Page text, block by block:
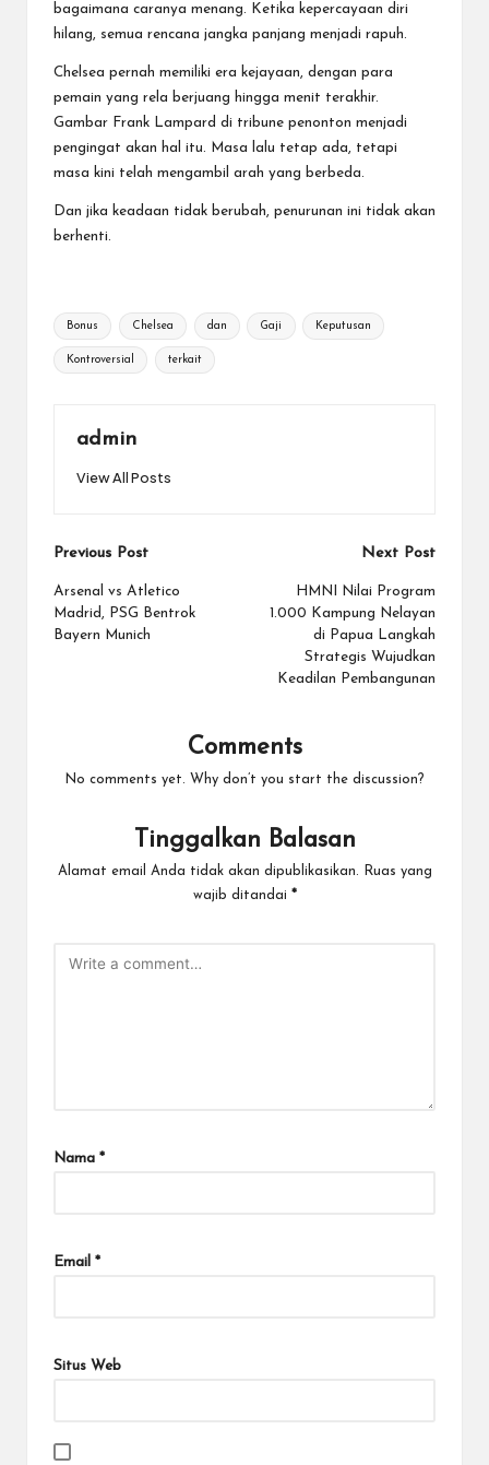
bagaimana caranya menang. Ketika kepercayaan diri
hilang, semua rencana jangka panjang menjadi rapuh.
Chelsea pernah memiliki era kejayaan, dengan para
pemain yang rela berjuang hingga menit terakhir.
Gambar Frank Lampard di tribune penonton menjadi
pengingat akan hal itu. Masa lalu tetap ada, tetapi
masa kini telah mengambil arah yang berbeda.
Dan jika keadaan tidak berubah, penurunan ini tidak akan
berhenti.
Tags:
Bonus Chelsea dan Gaji Keputusan
Kontroversial terkait
admin
View All Posts
Post
navigation
Previous Post
Arsenal vs Atletico
Madrid, PSG Bentrok
Bayern Munich
Next Post
HMNI Nilai Program
1.000 Kampung Nelayan
di Papua Langkah
Strategis Wujudkan
Keadilan Pembangunan
Comments
No comments yet. Why don’t you start the discussion?
Tinggalkan Balasan
Alamat email Anda tidak akan dipublikasikan.
Ruas yang
wajib ditandai *
Nama *
Email *
Situs Web